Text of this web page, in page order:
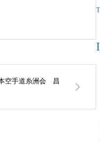
空手道糸洲会 昌